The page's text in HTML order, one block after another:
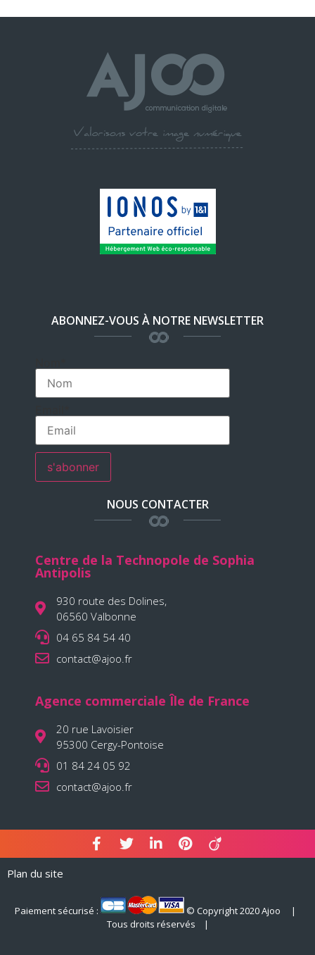
ABONNEZ-VOUS À NOTRE NEWSLETTER
NOUS CONTACTER
Centre de la Technopole de Sophia
Antipolis
930 route des Dolines,
06560 Valbonne
04 65 84 54 40
contact@ajoo.fr
Agence commerciale Île de France
20 rue Lavoisier
95300 Cergy-Pontoise
01 84 24 05 92
contact@ajoo.fr
Plan du site
Paiement sécurisé :
© Copyright 2020 Ajoo |
Tous droits réservés |